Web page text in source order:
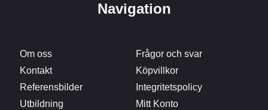
Navigation
Om oss
Kontakt
Referensbilder
Utbildning
Frågor och svar
Köpvillkor
Integritetspolicy
Mitt Konto